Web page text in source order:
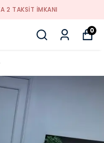
2 TAKSİT İMKANI
0